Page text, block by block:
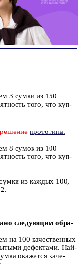
3 сумки из 150
того, что куп­
про­то­ти­па.
8 сумок из 100
того, что куп­
из каж­дых 100,
сле­ду­ю­щим об­ра­
на 100 ка­че­ствен­ных
де­фек­та­ми. Най­
ока­жет­ся ка­че­